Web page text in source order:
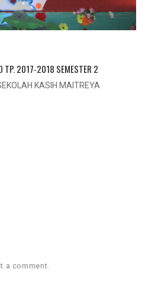
TP. 2017-2018 SEMESTER 2
KASIH MAITREYA
a comment.